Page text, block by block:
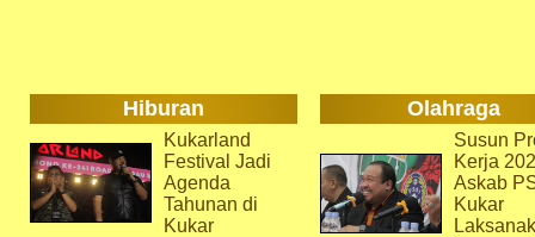
Hiburan Olahraga
Kukarland
Festival Jadi
Agenda
Tahunan di
Kukar
Susun
Kerja
Askab
Kukar